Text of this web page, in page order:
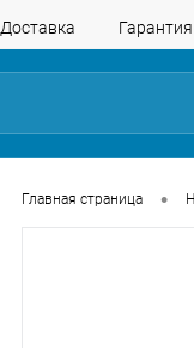
Доставка Гарантия
Главная страница •